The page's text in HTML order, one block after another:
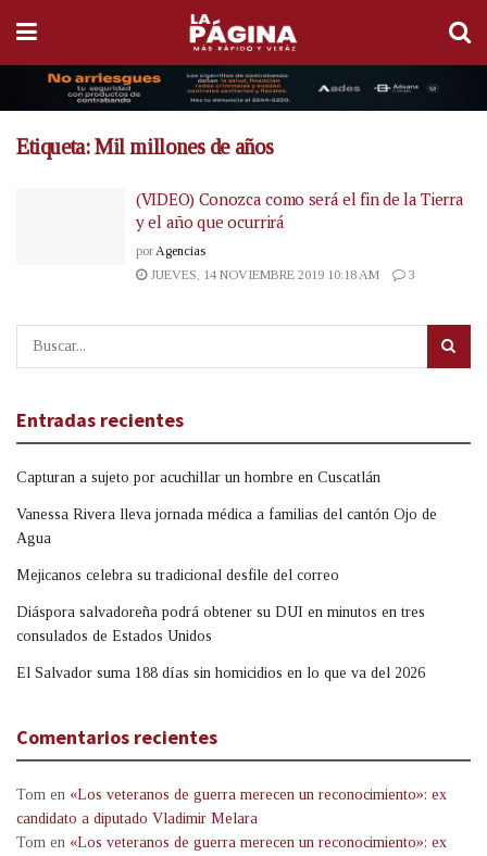
Etiqueta:Mil millones de años
(VIDEO) Conozca como será el fin de la Tierra
y el año que ocurrirá
por Agencias
JUEVES, 14 NOVIEMBRE 2019 10:18 AM
3
Entradas recientes
Capturan a sujeto por acuchillar un hombre en Cuscatlán
Vanessa Rivera lleva jornada médica a familias del cantón Ojo de
Agua
Mejicanos celebra su tradicional desfile del correo
Diáspora salvadoreña podrá obtener su DUI en minutos en tres
consulados de Estados Unidos
El Salvador suma 188 días sin homicidios en lo que va del 2026
Comentarios recientes
Tom en «Los veteranos de guerra merecen un reconocimiento»: ex
candidato a diputado Vladimir Melara
Tom en «Los veteranos de guerra merecen un reconocimiento»: ex